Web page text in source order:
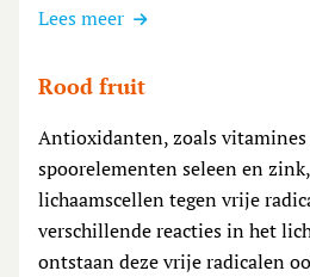
Lees meer
Rood fruit
Antioxidanten, zoals vitamines
spoorelementen seleen en
lichaamscellen tegen vrije
verschillende reacties in het
ontstaan deze vrije radicalen